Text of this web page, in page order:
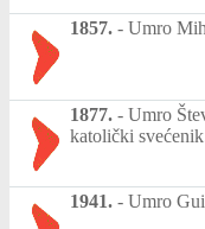
1857. - Umro
1877. - Umro
katolički
1941. - Umro